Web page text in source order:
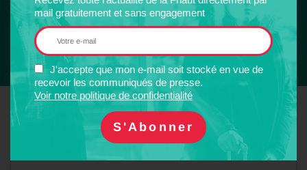
mail gratuitement et sans engagement
J'accepte que mon e-mail soit stocké en vue de
recevoir les communiqués de presse.
Voir notre politique de confidentialité
Contacter une association
Les positions de la Fnaut